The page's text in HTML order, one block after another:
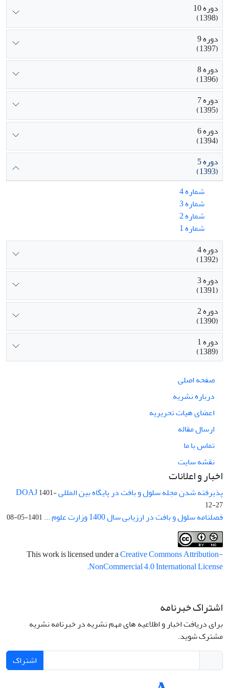
دوره 10
(1398)
دوره 9
(1397)
دوره 8
(1396)
دوره 7
(1395)
دوره 6
(1394)
دوره 5
(1393)
شماره 4
شماره 3
شماره 2
شماره 1
دوره 4
(1392)
دوره 3
(1391)
دوره 2
(1390)
دوره 1
(1389)
صفحه اصلی
درباره نشریه
اعضای هیات تحریریه
ارسال مقاله
تماس با ما
نقشه سایت
اخبار و اعلانات
پذیرفته شدن مجله سلول و بافت در پایگاه بین المللی DOAJ1401-
12-27
فصلنامه سلول و بافت در ارزیابی سال 1400 وزارت علوم ... 1401-05-08
This work is licensed under aCreative Commons Attribution-
NonCommercial 4.0 International License
.
اشتراک خبرنامه
برای دریافت اخبار و اطلاعیه های مهم نشریه در خبرنامه نشریه
مشترک شوید.
اشتراک